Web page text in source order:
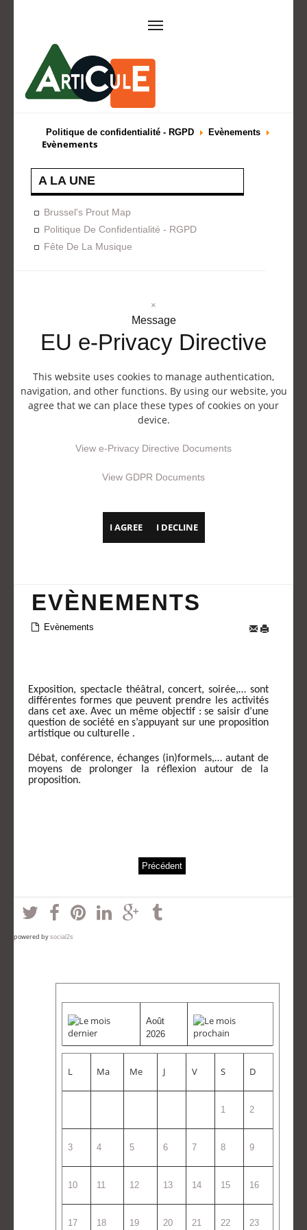
ARTICULE ASBL
Présentation
EVÈNEMENTS
ACTIONS
Design For Everyone
Publications
FORMATION
ON AIME
Politique de confidentialité - RGPD Evènements
Evènements
A LA UNE
Brussel's Prout Map
Politique De Confidentialité - RGPD
Fête De La Musique
×
Message
EU e-Privacy Directive
This website uses cookies to manage authentication,
navigation, and other functions. By using our website, you
agree that we can place these types of cookies on your
device.
View e-Privacy Directive Documents
View GDPR Documents
I AGREE I DECLINE
EVÈNEMENTS
Evènements
Exposition, spectacle théâtral, concert, soirée,… sont
différentes formes que peuvent prendre les activités
dans cet axe. Avec un même objectif : se saisir d’une
question de société en s’appuyant sur une proposition
artistique ou culturelle .
Débat, conférence, échanges (in)formels,… autant de
moyens de prolonger la réflexion autour de la
proposition.
Précédent
powered by social2s
Août
2026
L Ma Me J V S D
1 2
3 4 5 6 7 8 9
10 11 12 13 14 15 16
17 18 19 20 21 22 23